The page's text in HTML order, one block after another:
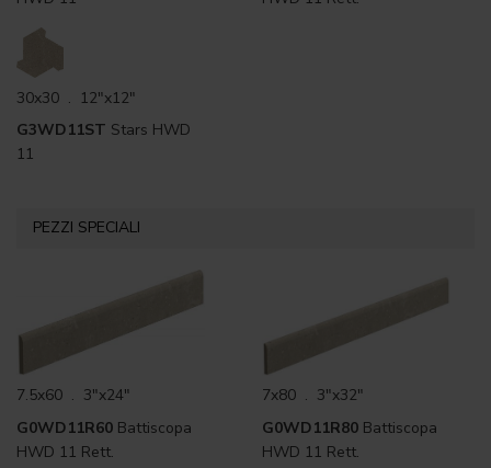
30x30 . 12"x12"
G3WD11ST Stars HWD
11
PEZZI SPECIALI
7.5x60 . 3"x24"
G0WD11R60 Battiscopa
HWD 11 Rett.
7x80 . 3"x32"
G0WD11R80 Battiscopa
HWD 11 Rett.